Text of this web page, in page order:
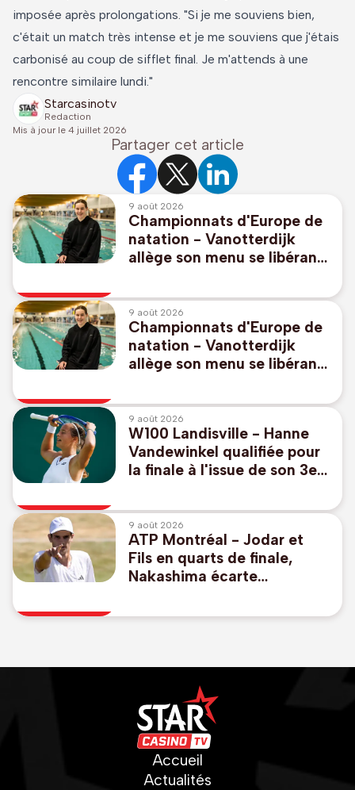
imposée après prolongations. "Si je me souviens bien,
c'était un match très intense et je me souviens que j'étais
carbonisé au coup de sifflet final. Je m'attends à une
rencontre similaire lundi."
Starcasinotv
Redaction
Mis à jour le 4 juillet 2026
Partager cet article
9 août 2026
Championnats d'Europe de
natation - Vanotterdijk
allège son menu se libérant
pas de relais mixte
9 août 2026
Championnats d'Europe de
natation - Vanotterdijk
allège son menu se libérant
pas de relais mixte
9 août 2026
W100 Landisville - Hanne
Vandewinkel qualifiée pour
la finale à l'issue de son 3e
9 août 2026
ATP Montréal - Jodar et
Fils en quarts de finale,
Nakashima écarte
Accueil
Actualités